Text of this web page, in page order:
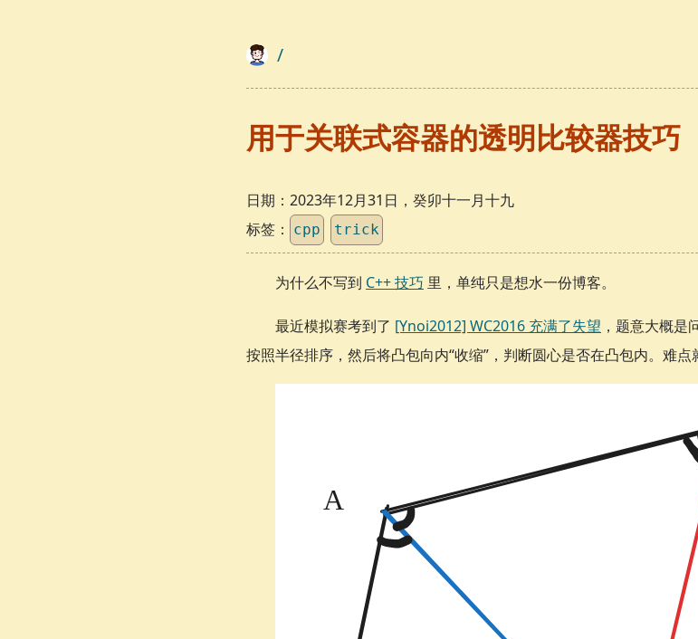
/
用于关联式容器的透明比较器技巧
日期： 2023年12月31日，癸卯十一月十九
标签：
cpp trick
为什么不写到 C++ 技巧 里，单纯只是想水一份博客。
最近模拟赛考到了 [Ynoi2012] WC2016 充满了失望 ，题意大概是
按照半径排序，然后将凸包向内“收缩”，判断圆心是否在凸包内。难点